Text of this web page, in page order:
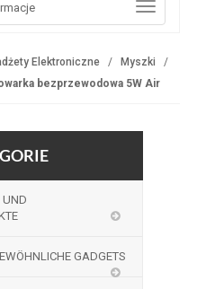
Elektroniczne
Myszki
bezprzewodowa 5W Air
UND
GADGETS